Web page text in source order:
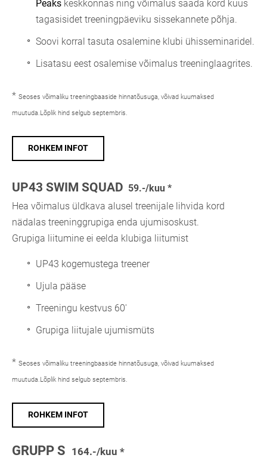
Peaks keskkonnas ning võimalus saada kord kuus
tagasisidet treeningpäeviku sissekannete põhja.
Soovi korral tasuta osalemine klubi ühisseminaridel.
Lisatasu eest osalemise võimalus treeninglaagrites.
* Seoses võimaliku treeningbaaside hinnatõusuga, võivad kuumaksed
muutuda.Lõplik hind selgub septembris.
ROHKEM INFOT
UP43 SWIM SQUAD 59.-/kuu *
Hea võimalus üldkava alusel treenijale lihvida kord
nädalas treeninggrupiga enda ujumisoskust.
Grupiga liitumine ei eelda klubiga liitumist
UP43 kogemustega treener
Ujula pääse
Treeningu kestvus 60'
Grupiga liitujale ujumismüts
* Seoses võimaliku treeningbaaside hinnatõusuga, võivad kuumaksed
muutuda.Lõplik hind selgub septembris.
ROHKEM INFOT
GRUPP S 164.-/kuu *